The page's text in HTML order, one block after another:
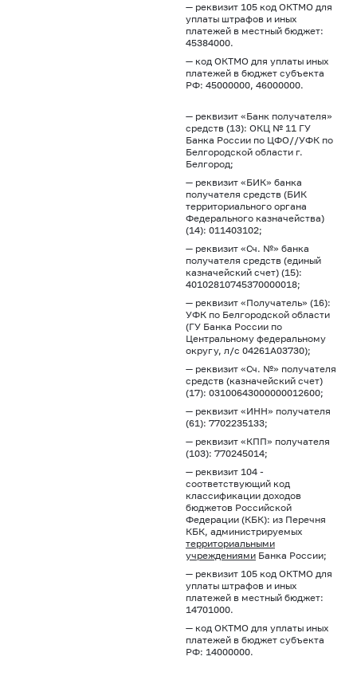
— реквизит 105 код ОКТМО для
уплаты штрафов и иных
платежей в местный бюджет:
45384000.
— код ОКТМО для уплаты иных
платежей в бюджет субъекта
РФ: 45000000, 46000000.
— реквизит «Банк получателя»
средств (13): ОКЦ № 11 ГУ
Банка России по ЦФО//УФК по
Белгородской области г.
Белгород;
— реквизит «БИК» банка
получателя средств (БИК
территориального органа
Федерального казначейства)
(14): 011403102;
— реквизит «Сч. №» банка
получателя средств (единый
казначейский счет) (15):
40102810745370000018;
— реквизит «Получатель» (16):
УФК по Белгородской области
(ГУ Банка России по
Центральному федеральному
округу, л/с 04261А03730);
— реквизит «Сч. №» получателя
средств (казначейский счет)
(17): 03100643000000012600;
— реквизит «ИНН» получателя
(61): 7702235133;
— реквизит «КПП» получателя
(103): 770245014;
— реквизит 104 -
соответствующий код
классификации доходов
бюджетов Российской
Федерации (КБК): из Перечня
КБК, администрируемых
территориальными
учреждениями Банка России;
— реквизит 105 код ОКТМО для
уплаты штрафов и иных
платежей в местный бюджет:
14701000.
— код ОКТМО для уплаты иных
платежей в бюджет субъекта
РФ: 14000000.